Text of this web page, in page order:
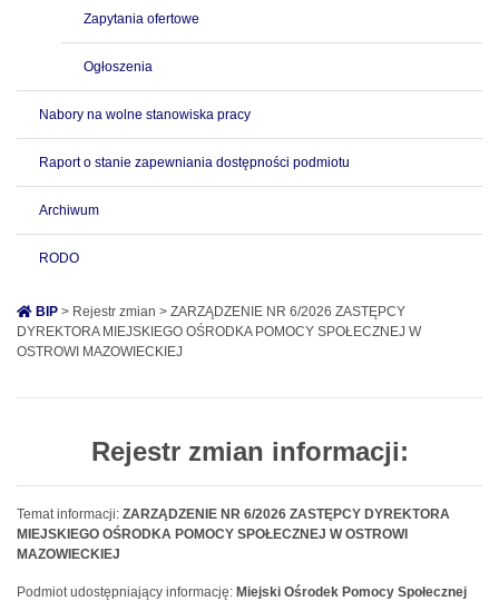
Zapytania ofertowe
Ogłoszenia
Nabory na wolne stanowiska pracy
Raport o stanie zapewniania dostępności podmiotu
Archiwum
RODO
BIP > Rejestr zmian > ZARZĄDZENIE NR 6/2026 ZASTĘPCY
DYREKTORA MIEJSKIEGO OŚRODKA POMOCY SPOŁECZNEJ W
OSTROWI MAZOWIECKIEJ
Rejestr zmian informacji:
Temat informacji: ZARZĄDZENIE NR 6/2026 ZASTĘPCY DYREKTORA
MIEJSKIEGO OŚRODKA POMOCY SPOŁECZNEJ W OSTROWI
MAZOWIECKIEJ
Podmiot udostępniający informację: Miejski Ośrodek Pomocy Społecznej